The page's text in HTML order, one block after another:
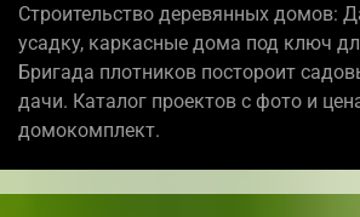
Строительство деревянных домов:
усадку, каркасные дома под ключ
Бригада плотников постороит
дачи. Каталог проектов с фото и
домокомплект.